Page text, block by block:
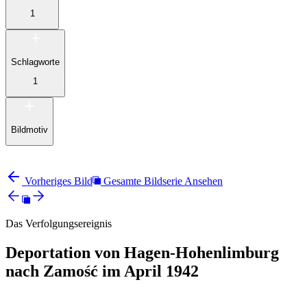
1
Schlagworte
1
Bildmotiv
Vorheriges Bild Gesamte Bildserie Ansehen
Das Verfolgungsereignis
Deportation von Hagen-Hohenlimburg
nach Zamość im April 1942